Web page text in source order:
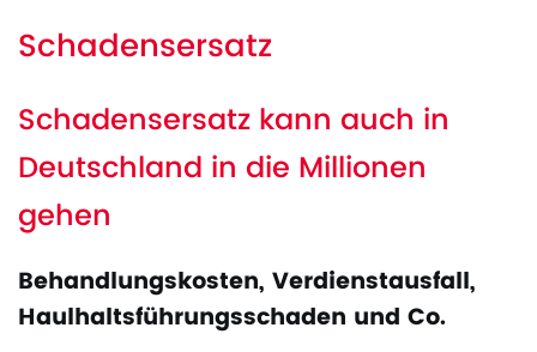
Schadensersatz
Schadensersatz kann auch in
Deutschland in die Millionen
gehen
Behandlungskosten, Verdienstausfall,
Haulhaltsführungsschaden und Co.